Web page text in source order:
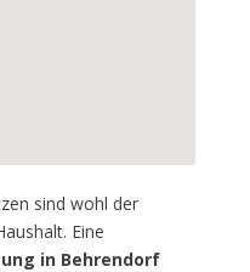
sind wohl der
Eine
in Behrendorf